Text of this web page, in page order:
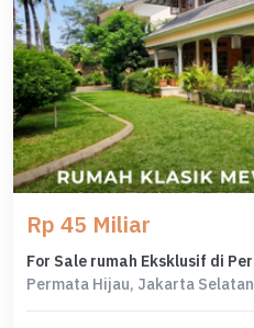
Rp 45 Miliar
Permata Hijau, Jakarta Selatan